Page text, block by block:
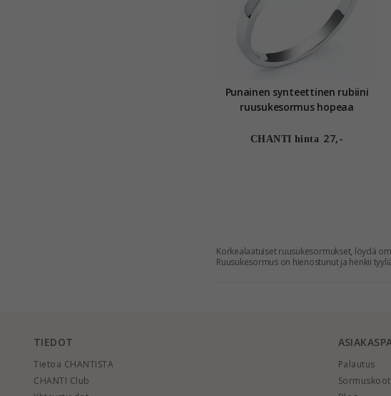
Punainen synteettinen rubiini
ruusukesormus hopeaa
CHANTI hinta 27,-
Korkealaatuiset ruusukesormukset, löydä
Ruusukesormus on hienostunut ja henkii
TIEDOT
Tietoa CHANTISTA
CHANTI Club
Palautus
Sormuskoot